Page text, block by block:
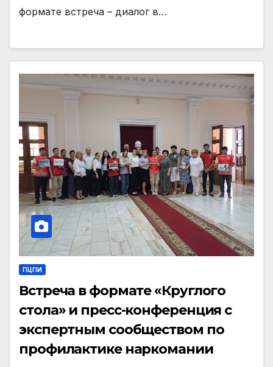
формате встреча – диалог в…
ПЦПИ
Встреча в формате «Круглого
стола» и пресс-конференция с
экспертным сообществом по
профилактике наркомании